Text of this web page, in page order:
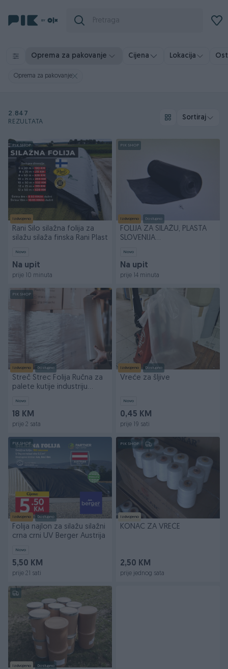
Oprema za pakovanje Cijena Lokacija
Oprema za pakovanje
2.847
REZULTATA
Sortiraj
PIK SHOP
Izdvojeno
Rani Silo silažna folija za
silažu silaža finska Rani Plast
Novo
Na upit
prije 10 minuta
PIK SHOP
Izdvojeno Dostupno
FOLIJA ZA SILAŽU, PLASTA
SLOVENIJA
Novo
Na upit
prije 14 minuta
PIK SHOP
Izdvojeno Dostupno
Streč Strec Folija Ručna za
palete kutije industriju
Novo
18 KM
prije 2 sata
Izdvojeno Dostupno
Vreće za šljive
Novo
0,45 KM
prije 19 sati
PIK SHOP
Izdvojeno Dostupno
Folija najlon za silažu silažni
crna crni UV Berger Austrija
Novo
5,50 KM
prije 21 sati
PIK SHOP
Izdvojeno
KONAC ZA VREĆE
2,50 KM
prije jednog sata
Izdvojeno Dostupno